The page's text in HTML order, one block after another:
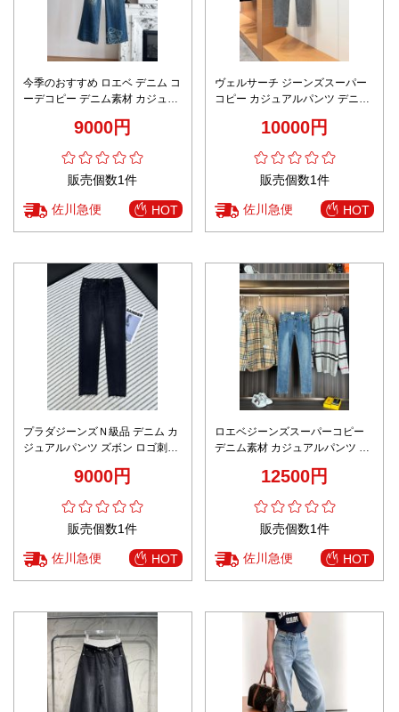
今季のおすすめ ロエベ デニム コ
ーデコピー デニム素材 カジュア
9000円
販売個数1件
佐川急便 HOT
ヴェルサーチ ジーンズスーパー
コピー カジュアルパンツ デニム
10000円
販売個数1件
佐川急便 HOT
プラダジーンズＮ級品 デニム カ
ジュアルパンツ ズボン ロゴ刺繍
9000円
販売個数1件
佐川急便 HOT
ロエベジーンズスーパーコピー
デニム素材 カジュアルパンツ ズ
12500円
販売個数1件
佐川急便 HOT